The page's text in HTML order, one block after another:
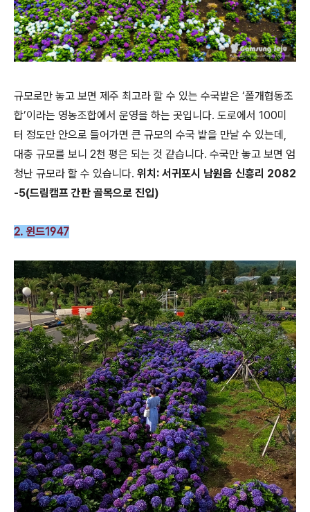
규모로만 놓고 보면 제주 최고라 할 수 있는 수국밭은 ‘폴개협동조
합’이라는 영농조합에서 운영을 하는 곳입니다. 도로에서 100미
터 정도만 안으로 들어가면 큰 규모의 수국 밭을 만날 수 있는데,
대충 규모를 보니 2천 평은 되는 것 같습니다. 수국만 놓고 보면 엄
청난 규모라 할 수 있습니다. 위치: 서귀포시 남원읍 신흥리 2082
-5(드림캠프 간판 골목으로 진입)
2. 윈드1947